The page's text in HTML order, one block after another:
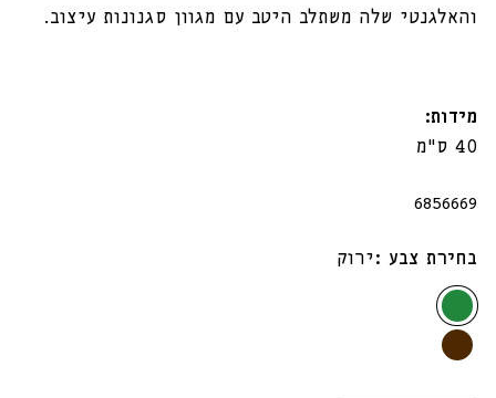
והאלגנטי שלה משתלב היטב עם מגוון סגנונות עיצוב.
מידות:
40 ס"מ
מק"ט:
6856669
בחירת צבע : ירוק
ירוק
חום